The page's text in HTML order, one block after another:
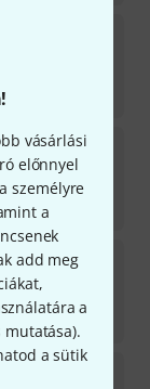
vásárlási
előnnyel
személyre
a
add meg
a
mutatása).
a sütik